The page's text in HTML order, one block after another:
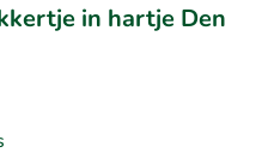
in hartje Den